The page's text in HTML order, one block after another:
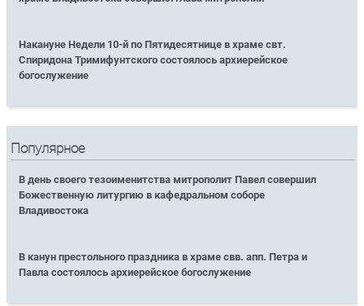
Накануне Недели 10-й по Пятидесятнице в храме свт.
Спиридона Тримифунтского состоялось архиерейское
богослужение
Популярное
В день своего тезоименитства митрополит Павел совершил
Божественную литургию в кафедральном соборе
Владивостока
В канун престольного праздника в храме свв. апп. Петра и
Павла состоялось архиерейское богослужение